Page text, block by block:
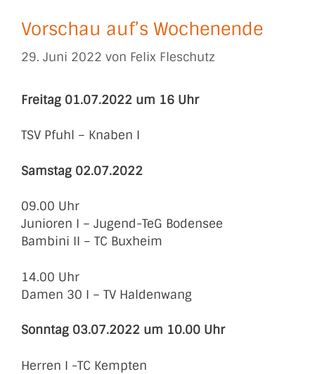
Vorschau auf’s Wochenende
29. Juni 2022 von Felix Fleschutz
Freitag 01.07.2022 um 16 Uhr
TSV Pfuhl – Knaben I
Samstag 02.07.2022
09.00 Uhr
Junioren I – Jugend-TeG Bodensee
Bambini II – TC Buxheim
14.00 Uhr
Damen 30 I – TV Haldenwang
Sonntag 03.07.2022 um 10.00 Uhr
Herren I -TC Kempten